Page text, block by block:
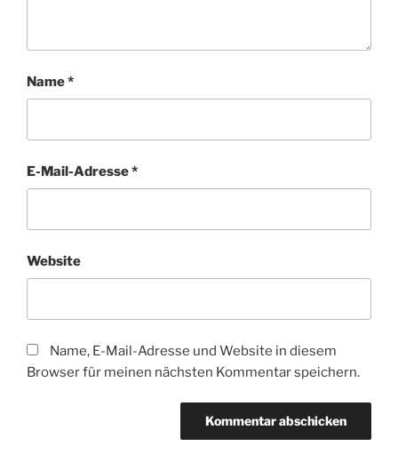
Name*
E-Mail-Adresse*
Website
Name, E-Mail-Adresse und Website in diesem
Browser für meinen nächsten Kommentar speichern.